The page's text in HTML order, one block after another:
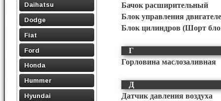
Daihatsu
Dodge
Fiat
Ford
Honda
Hummer
Hyundai
Бачок расширительный
Блок управления
Блок цилиндров (Шорт
Г
Горловина маслозаливная
Д
Датчик давления воздуха